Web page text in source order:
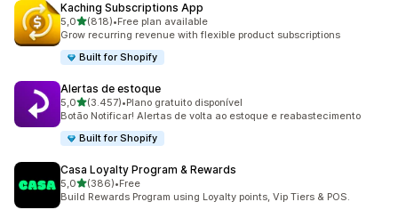
Kaching Subscriptions App
5,0de 5 estrelas
(818)
818 total de avaliações
•Free plan available
Grow recurring revenue with flexible product subscriptions
Built for Shopify
Alertas de estoque
5,0de 5 estrelas
(3.457)
3457 total de avaliações
•Plano gratuito disponível
Botão Notificar! Alertas de volta ao estoque e reabastecimento
Built for Shopify
Casa Loyalty Program & Rewards
5,0de 5 estrelas
(386)
386 total de avaliações
•Free
Build Rewards Program using Loyalty points, Vip Tiers & POS.